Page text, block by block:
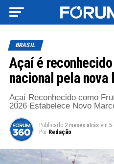
BRASIL
Açaí é
nacional pela
Açaí Reconhecido como
2026 Estabelece Novo
Publicado 2 meses atrás em 5
Por Redação